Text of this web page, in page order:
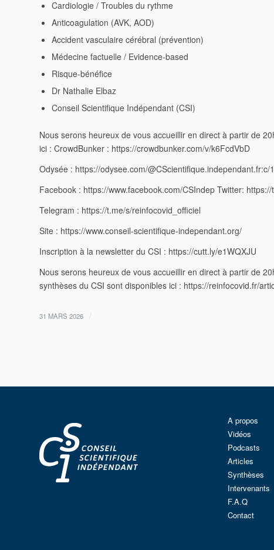
Cardiologie / Troubles du rythme
Anticoagulation (AVK, AOD)
Accident vasculaire cérébral (prévention)
Médecine factuelle / Evidence-based
Risque-bénéfice
Dr Nathalie Elbaz
Conseil Scientifique Indépendant (CSI)
Nous serons heureux de vous accueillir en direct à partir de
ici : CrowdBunker : https://crowdbunker.com/v/k6FcdVbD
Odysée : https://odysee.com/@CScientifique.independant.fr:c/
Facebook : https://www.facebook.com/CSIndep Twitter:
Telegram : https://t.me/s/reinfocovid_officiel
Site : https://www.conseil-scientifique-independant.org/
Inscription à la newsletter du CSI : https://cutt.ly/e1WQXJU
Nous serons heureux de vous accueillir en direct à partir de
synthèses du CSI sont disponibles ici : https://reinfocovid.fr/
31 MARS 2026 /
A propos
Vidéos
Podcasts
Articles
Synthèses
Intervenants
F.A.Q
Contact